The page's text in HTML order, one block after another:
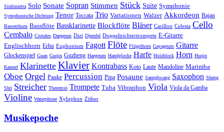
Sinfonietta Solo Sonate Sopran Stimmen Stück Suite Symphonie
Symphonische Dichtung Tenor Toccata Trio Variationen Walzer Akkordeon Bajan
Bassetthorn Bassflöte Bassklarinette Blockflöte Bläser Carillon Celesta Cello
Cembalo Crotales Daegeum Dizi Djembé Doppeltrichtertrompete E-Gitarre
Englischhorn Erhu Euphonium Fagott Flöte Flügelhorn Gayageum Gitarre
Glockenspiel Guan Guqin Guzheng Haegeum Handglocke Harfe Holzblock Horn Huqin
Kannel Klarinette Klavier Kontrabass Koto Laute Mandoline Marimba
Oboe Orgel Pauke Percussion Pipa Posaune Saenghwang Saxophon Sheng
Shō Streicher Theremin Trompete Tuba Vibraphon Viola Viola da Gamba
Violine Waterphone Xylophon Zither
Musikepoche